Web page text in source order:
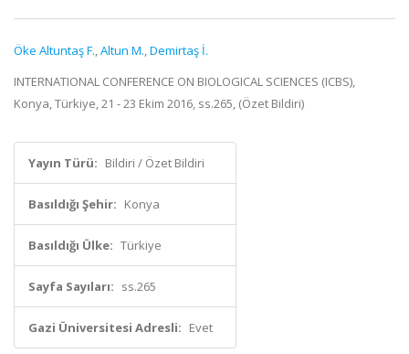
Öke Altuntaş F.,Altun M.,Demirtaş İ.
INTERNATIONAL CONFERENCE ON BIOLOGICAL SCIENCES (ICBS),
Konya, Türkiye, 21 - 23 Ekim 2016, ss.265, (Özet Bildiri)
Yayın Türü: Bildiri / Özet Bildiri
Basıldığı Şehir: Konya
Basıldığı Ülke: Türkiye
Sayfa Sayıları: ss.265
Gazi Üniversitesi Adresli: Evet